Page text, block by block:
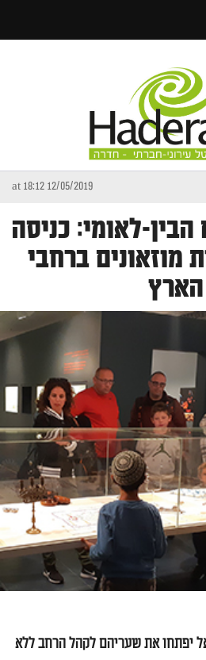
12/05/2019 at 18:12
הבין-לאומי: כניסה
מוזאונים ברחבי
הארץ
יפתחו את שעריהם לקהל הרחב ללא